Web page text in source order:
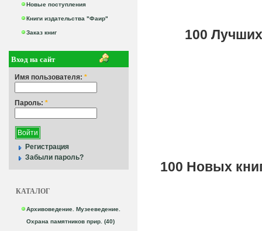
Новые поступления
Книги издательства "Фаир"
Заказ книг
Вход на сайт
Имя пользователя: *
Пароль: *
Регистрация
Забыли пароль?
КАТАЛОГ
Архивоведение. Музееведение.
Охрана памятников прир. (40)
100
100 Новых